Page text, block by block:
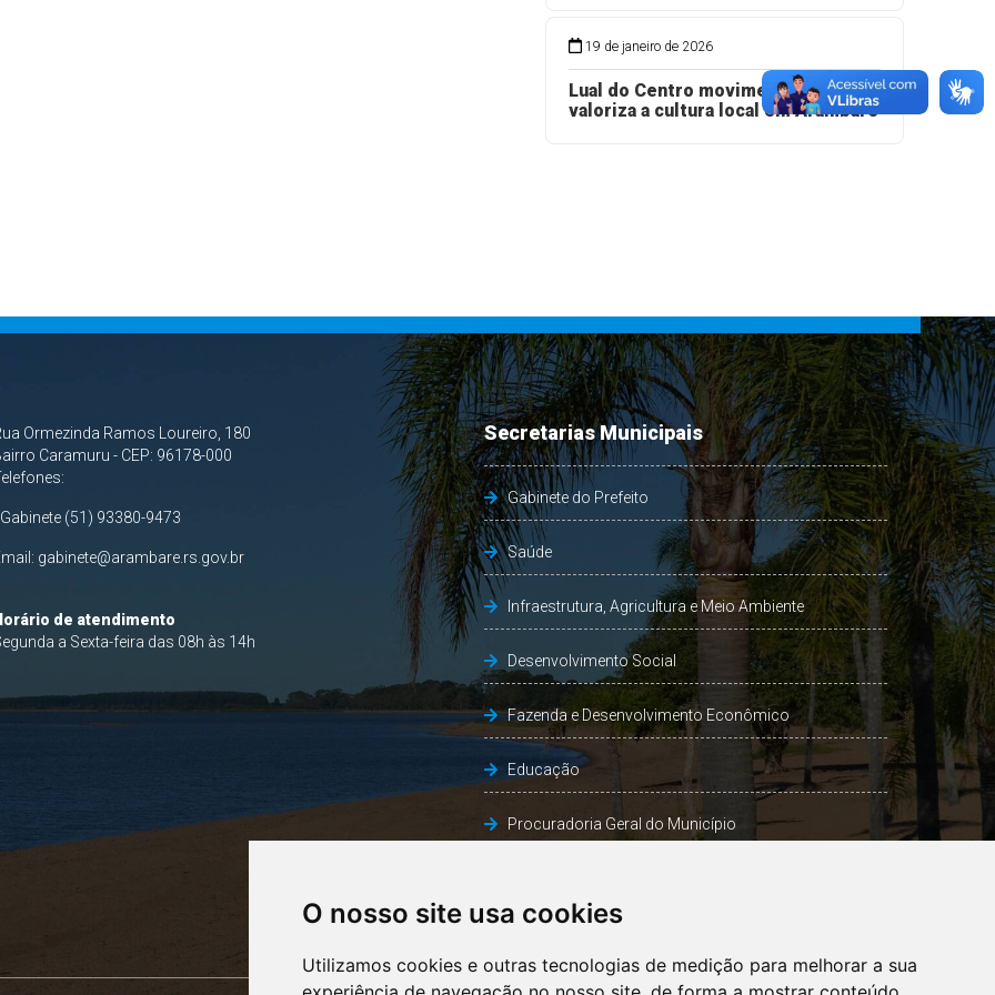
O nosso site usa cookies
Utilizamos cookies e outras tecnologias de medição para melhorar a sua
19 de janeiro de 2026
Lual do Centro movimenta a praia e
valoriza a cultura local em Arambaré
Ormezinda Ramos Loureiro, 180
Caramuru - CEP: 96178-000
(51) 93380-9473
gabinete@arambare.rs.gov.br
de atendimento
a Sexta-feira das 08h às 14h
Secretarias Municipais
Gabinete do Prefeito
Saúde
Infraestrutura, Agricultura e Meio Ambiente
Desenvolvimento Social
Fazenda e Desenvolvimento Econômico
Educação
Procuradoria Geral do Município